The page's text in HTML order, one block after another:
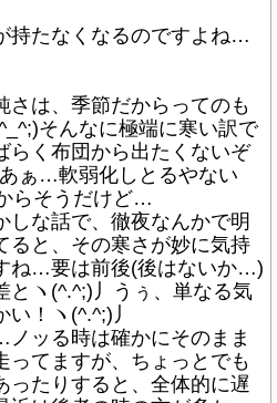
持たなくなるのですよね…
は、季節だからってのも
そんなに極端に寒い訳で
らく布団から出たくないぞ
ぁ…軟弱化しとるやない
らそうだけど…
な話で、徹夜なんかで明
ると、その寒さが妙に気持
ね…要は前後(後はないか…)
とヽ(^.^;)丿うぅ、単なる気
！ヽ(^.^;)丿
ッる時は確かにそのまま
ってますが、ちょっとでも
ったりすると、全体的に遅